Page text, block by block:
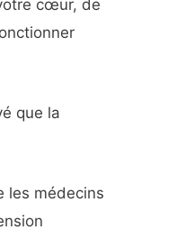
cœur, de
que la
les médecins